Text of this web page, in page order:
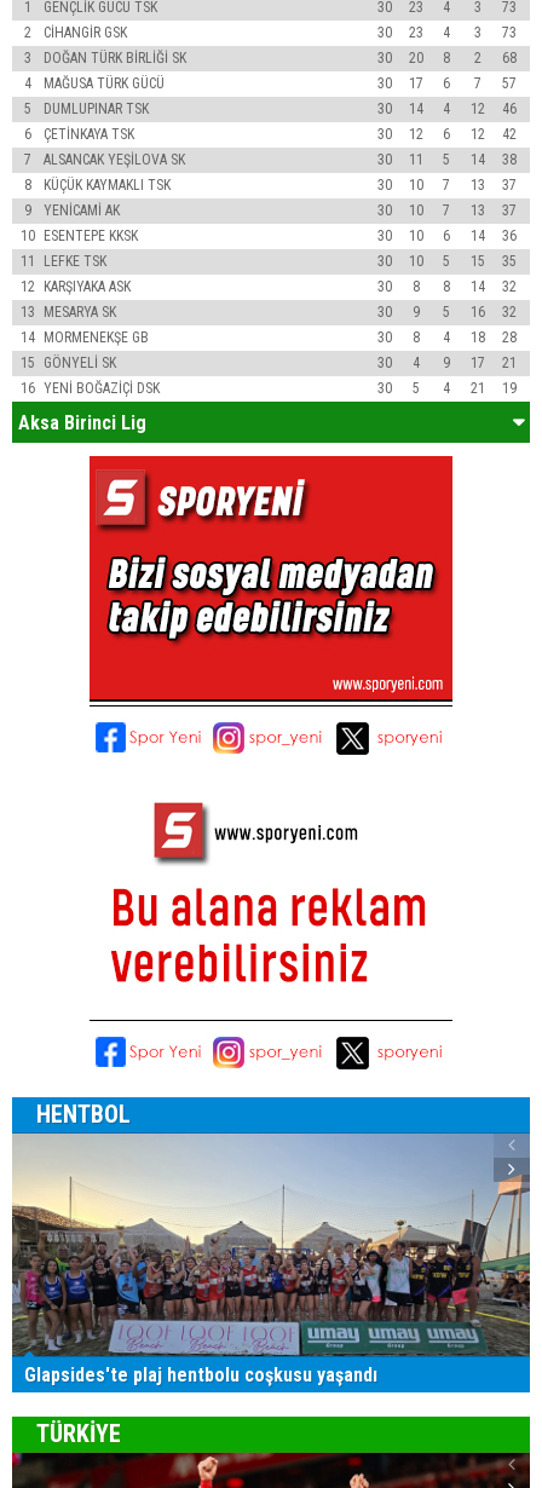
1 GENÇLİK GÜCÜ TSK 30 23 4 3
73
2
CİHANGİR GSK 30 23 4 3
73
3
DOĞAN TÜRK BİRLİĞİ SK 30 20 8 2
68
4
MAĞUSA TÜRK GÜCÜ 30 17 6 7
57
5
DUMLUPINAR TSK 30 14 4 12
46
6
ÇETİNKAYA TSK 30 12 6 12
42
7
ALSANCAK YEŞİLOVA SK 30 11 5 14
38
8
KÜÇÜK KAYMAKLI TSK 30 10 7 13
37
9
YENİCAMİ AK 30 10 7 13
37
10 ESENTEPE KKSK 30 10 6 14
36
11
LEFKE TSK 30 10 5 15
35
12
KARŞIYAKA ASK 30 8 8 14
32
13
MESARYA SK 30 9 5 16
32
14 MORMENEKŞE GB 30 8 4 18
28
15
GÖNYELİ SK 30 4 9 17
21
16 YENİ BOĞAZİÇİ DSK 30 5 4 21 19
Aksa Birinci Lig
HENTBOL
Glapsides'te plaj hentbolu coşkusu yaşandı
TÜRKİYE